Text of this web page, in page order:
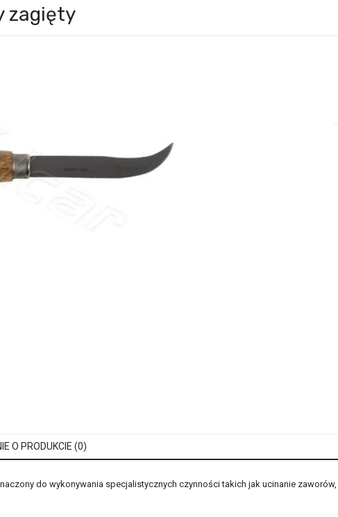
zagięty
O PRODUKCIE (0)
do wykonywania specjalistycznych czynności takich jak ucinanie